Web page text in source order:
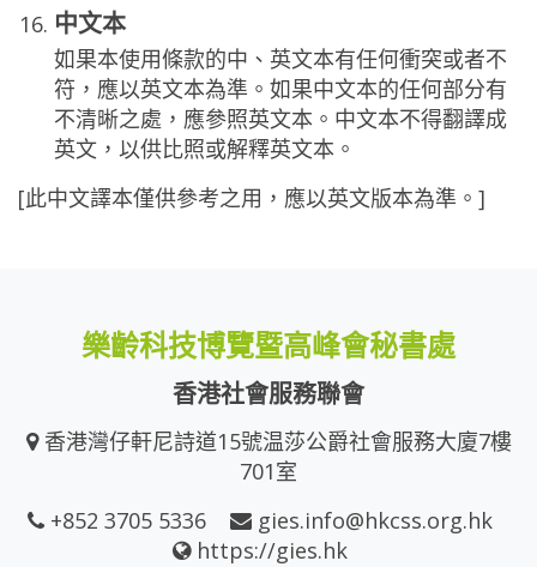
中文本
如果本使用條款的中、英文本有任何衝突或者不
符，應以英文本為準。如果中文本的任何部分有
不清晰之處，應參照英文本。中文本不得翻譯成
英文，以供比照或解釋英文本。
[此中文譯本僅供參考之用，應以英文版本為準。]
樂齡科技博覽暨高峰會秘書處
香港社會服務聯會
香港灣仔軒尼詩道15號温莎公爵社會服務大廈7樓
701室
+852 3705 5336
gies.info@hkcss.org.hk
https://gies.hk